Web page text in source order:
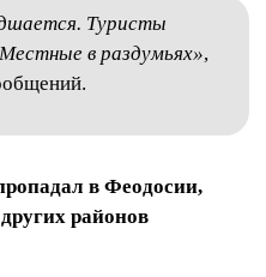
Туристы
в раздумьях»,
в Феодосии,
районов